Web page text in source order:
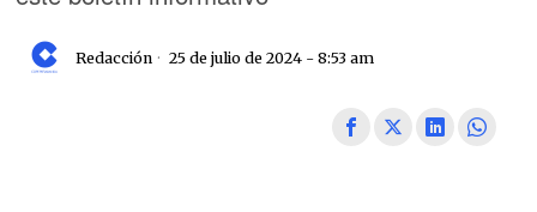
Redacción 25 de julio de 2024 - 8:53 am